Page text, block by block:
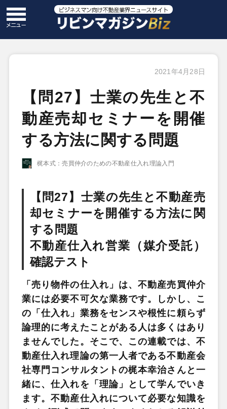
2021年4月28日
【問27】士業の先生と不
動産売却セミナーを開催
する方法に関する問題
梶本式：売買仲介のための不動産仕入れ理論入門
【問27】士業の先生と不動産売
却セミナーを開催する方法に関
する問題
不動産仕入れ営業（媒介受託）
確認テスト
「売り物件の仕入れ」は、不動産売買仲介
業には必要不可欠な業務です。しかし、こ
の「仕入れ」業務をセンスや根性に頼らず
論理的に考えたことがある人は多くはあり
ませんでした。そこで、この連載では、不
動産仕入れ理論の第一人者である不動産会
社専門コンサルタントの梶本幸治さんと一
緒に、仕入れを「理論」として学んでいき
ます。不動産仕入れについて必要な知識を